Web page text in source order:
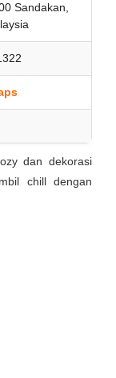
Sandakan,
dan dekorasi
chill dengan